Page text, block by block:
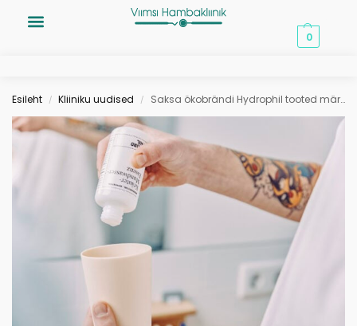
0
Esileht / Kliiniku uudised / Saksa ökobrändi Hydrophil tooted märtsi lõpuni -5%!